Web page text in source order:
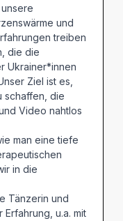
und
treiben
die die
Ukrainer*innen
Ziel ist es,
schaffen, die
Video nahtlos
man eine tiefe
in die
Tänzerin und
u.a. mit